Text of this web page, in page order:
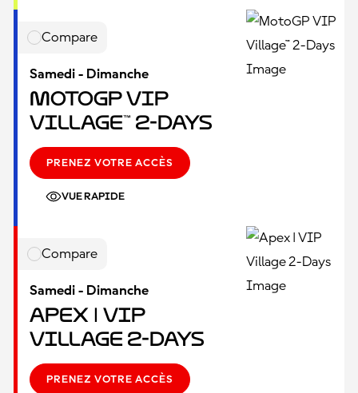
Compare
Samedi - Dimanche
MotoGP VIP
Village™ 2-Days
PRENEZ VOTRE ACCÈS
VUE RAPIDE
Compare
Samedi - Dimanche
Apex | VIP
Village 2-Days
PRENEZ VOTRE ACCÈS